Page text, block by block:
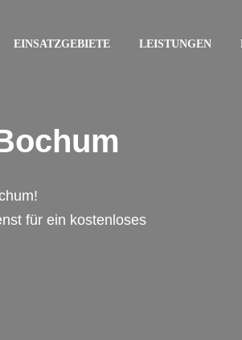
EINSATZGEBIETE LEISTUNGEN
für ein kostenloses